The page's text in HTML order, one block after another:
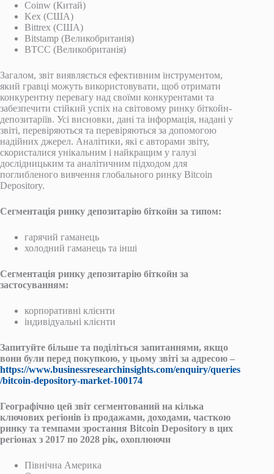
Coinw (Китай)
Kex (США)
Bittrex (США)
Bitstamp (Великобританія)
BTCC (Великобританія)
Загалом, звіт виявляється ефективним інструментом,
який гравці можуть використовувати, щоб отримати
конкурентну перевагу над своїми конкурентами та
забезпечити стійкий успіх на світовому ринку біткойн-
депозитаріїв. Усі висновки, дані та інформація, надані у
звіті, перевіряються та перевіряються за допомогою
надійних джерел. Аналітики, які є авторами звіту,
скористалися унікальним і найкращим у галузі
дослідницьким та аналітичним підходом для
поглибленого вивчення глобального ринку Bitcoin
Depository.
Сегментація ринку депозитарію біткойн за типом:
гарячий гаманець
холодний гаманець та інші
Сегментація ринку депозитарію біткойн за
застосуванням:
корпоративні клієнти
індивідуальні клієнти
Запитуйте більше та поділіться запитаннями, якщо
вони були перед покупкою, у цьому звіті за адресою –
https://www.businessresearchinsights.com/enquiry/queries
/bitcoin-depository-market-100174
Географічно цей звіт сегментований на кілька
ключових регіонів із продажами, доходами, часткою
ринку та темпами зростання Bitcoin Depository в цих
регіонах з 2017 по 2028 рік, охоплюючи
Північна Америка